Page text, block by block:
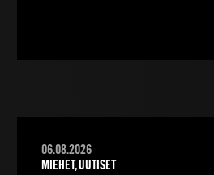
06.08.2026
MIEHET, UUTISET